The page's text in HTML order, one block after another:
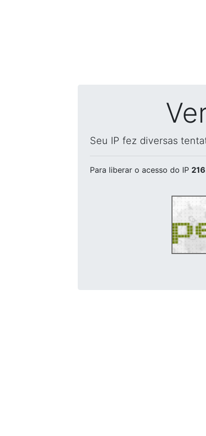
Seu IP fez diversas
Para liberar o acesso do IP